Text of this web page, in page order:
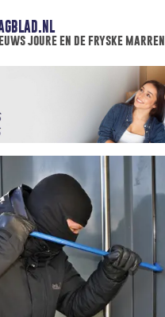
joure en de fryske marren